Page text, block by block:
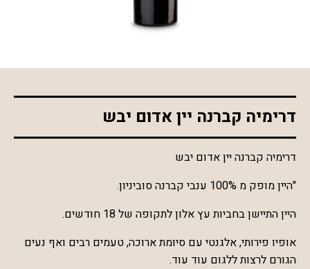
דרימיה קברנה יין אדום יבש
דרימיה קברנה יין אדום יבש
"היין מופק מ 100% ענבי קברנה סוביניון.
היין התיישן בחביות עץ אלון לתקופה של 18 חודשים.
אופיו פירותי, אלגנטי עם סיומת ארוכה, טעמים רבים ואף נעים
הגורם לרצות ללגום עוד עוד.